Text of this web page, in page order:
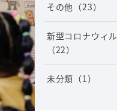
その他 （23）
新型コロナウィ
（22）
未分類 （1）